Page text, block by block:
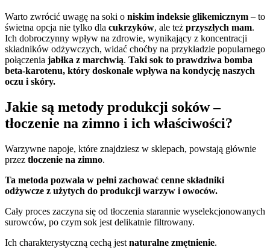
Warto zwrócić uwagę na soki o niskim indeksie glikemicznym – to
świetna opcja nie tylko dla cukrzyków, ale też przyszłych mam.
Ich dobroczynny wpływ na zdrowie, wynikający z koncentracji
składników odżywczych, widać choćby na przykładzie popularnego
połączenia jabłka z marchwią. Taki sok to prawdziwa bomba
beta-karotenu, który doskonale wpływa na kondycję naszych
oczu i skóry.
Jakie są metody produkcji soków –
tłoczenie na zimno i ich właściwości?
Warzywne napoje, które znajdziesz w sklepach, powstają głównie
przez tłoczenie na zimno.
Ta metoda pozwala w pełni zachować cenne składniki
odżywcze z użytych do produkcji warzyw i owoców.
Cały proces zaczyna się od tłoczenia starannie wyselekcjonowanych
surowców, po czym sok jest delikatnie filtrowany.
Ich charakterystyczną cechą jest naturalne zmętnienie.